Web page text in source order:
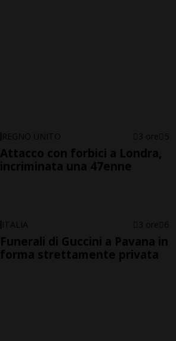
REGNO UNITO 3 ore 5
Attacco con forbici a Londra,
incriminata una 47enne
ITALIA 3 ore 6
Funerali di Guccini a Pavana in
forma strettamente privata